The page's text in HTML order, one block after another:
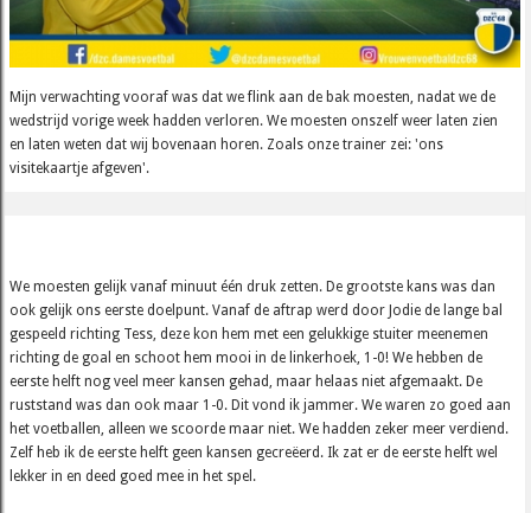
Mijn verwachting vooraf was dat we flink aan de bak moesten, nadat we de
wedstrijd vorige week hadden verloren. We moesten onszelf weer laten zien
en laten weten dat wij bovenaan horen. Zoals onze trainer zei: 'ons
visitekaartje afgeven'.
We moesten gelijk vanaf minuut één druk zetten. De grootste kans was dan
ook gelijk ons eerste doelpunt. Vanaf de aftrap werd door Jodie de lange bal
gespeeld richting Tess, deze kon hem met een gelukkige stuiter meenemen
richting de goal en schoot hem mooi in de linkerhoek, 1-0! We hebben de
eerste helft nog veel meer kansen gehad, maar helaas niet afgemaakt. De
ruststand was dan ook maar 1-0. Dit vond ik jammer. We waren zo goed aan
het voetballen, alleen we scoorde maar niet. We hadden zeker meer verdiend.
Zelf heb ik de eerste helft geen kansen gecreëerd. Ik zat er de eerste helft wel
lekker in en deed goed mee in het spel.